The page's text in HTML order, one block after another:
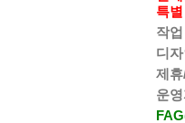
특
작
디
제
운